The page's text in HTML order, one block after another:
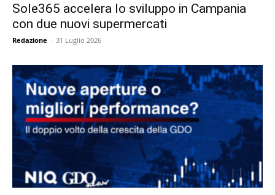
Sole365 accelera lo sviluppo in Campania
con due nuovi supermercati
Redazione - 31 Luglio 2026